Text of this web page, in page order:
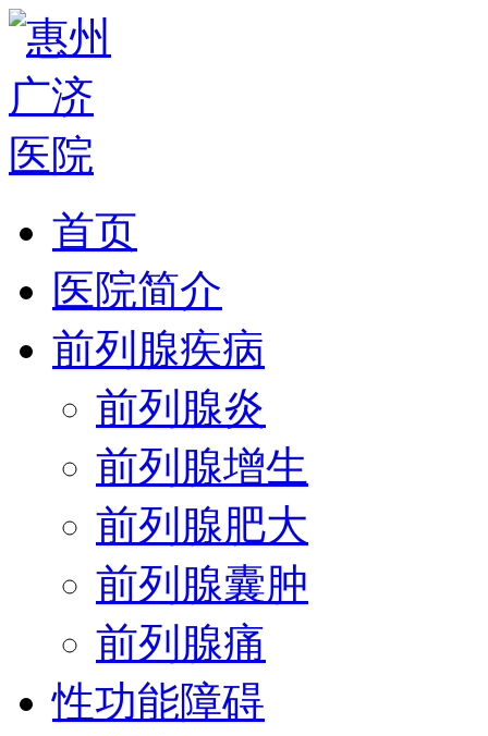
首页
医院简介
前列腺疾病
前列腺炎
前列腺增生
前列腺肥大
前列腺囊肿
前列腺痛
性功能障碍